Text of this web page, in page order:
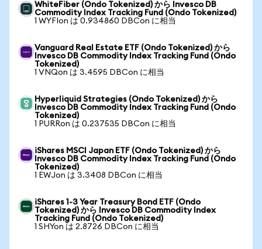
WhiteFiber (Ondo Tokenized) から Invesco DB
Commodity Index Tracking Fund (Ondo Tokenized)
1 WYFIon は 0.934860 DBCon に相当
Vanguard Real Estate ETF (Ondo Tokenized) から
Invesco DB Commodity Index Tracking Fund (Ondo
Tokenized)
1 VNQon は 3.4595 DBCon に相当
Hyperliquid Strategies (Ondo Tokenized) から
Invesco DB Commodity Index Tracking Fund (Ondo
Tokenized)
1 PURRon は 0.237535 DBCon に相当
iShares MSCI Japan ETF (Ondo Tokenized) から
Invesco DB Commodity Index Tracking Fund (Ondo
Tokenized)
1 EWJon は 3.3408 DBCon に相当
iShares 1-3 Year Treasury Bond ETF (Ondo
Tokenized) から Invesco DB Commodity Index
Tracking Fund (Ondo Tokenized)
1 SHYon は 2.8726 DBCon に相当